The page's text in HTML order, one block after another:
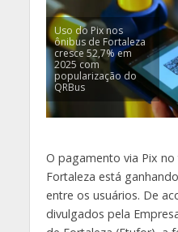
Uso do Pix nos
ônibus de Fortaleza
cresce 52,7% em
2025 com
popularização do
QRBus
O pagamento via Pix
Fortaleza está
entre os usuários. De
divulgados pela